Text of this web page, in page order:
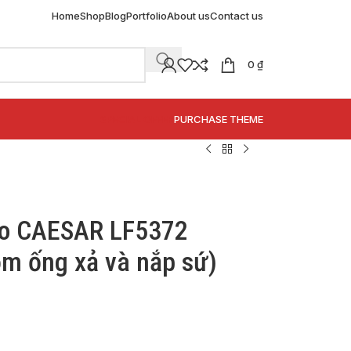
HomeShopBlogPortfolioAbout usContact us
0 ₫
PURCHASE THEME
LF5372
ống xả và nắp sứ)